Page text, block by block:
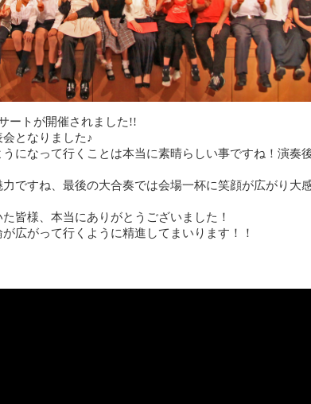
ートが開催されました!!
となりました♪
になって行くことは本当に素晴らしい事ですね！演奏
ですね、最後の大合奏では会場一杯に笑顔が広がり大
皆様、本当にありがとうございました！
広がって行くように精進してまいります！！